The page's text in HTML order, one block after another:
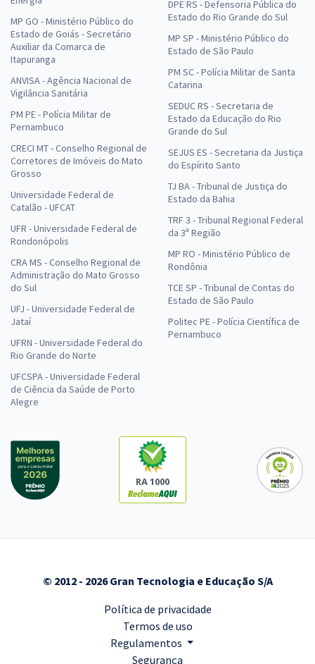
MP GO - Ministério Público do
Estado de Goiás - Secretário
Auxiliar da Comarca de
Itapuranga
ANVISA - Agência Nacional de
Vigilância Sanitária
PM PE - Polícia Militar de
Pernambuco
CRECI MT - Conselho Regional de
Corretores de Imóveis do Mato
Grosso
Universidade Federal de
Catalão - UFCAT
UFR - Universidade Federal de
Rondonópolis
CRA MS - Conselho Regional de
Administração do Mato Grosso
do Sul
UFJ - Universidade Federal de
Jataí
UFRN - Universidade Federal do
Rio Grande do Norte
UFCSPA - Universidade Federal
de Ciência da Saúde de Porto
Alegre
DPE RS - Defensoria Pública do
Estado do Rio Grande do Sul
MP SP - Ministério Público do
Estado de São Paulo
PM SC - Polícia Militar de Santa
Catarina
SEDUC RS - Secretaria de
Estado da Educação do Rio
Grande do Sul
SEJUS ES - Secretaria da Justiça
do Espírito Santo
TJ BA - Tribunal de Justiça do
Estado da Bahia
TRF 3 - Tribunal Regional Federal
da 3ª Região
MP RO - Ministério Público de
Rondônia
TCE SP - Tribunal de Contas do
Estado de São Paulo
Politec PE - Polícia Científica de
Pernambuco
RA 1000
© 2012 - 2026 Gran Tecnologia e Educação S/A
Política de privacidade
Termos de uso
Regulamentos
Segurança